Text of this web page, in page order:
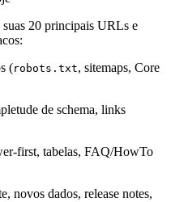
suas 20 principais URLs e
(robots.txt, sitemaps, Core
de schema, links
first, tabelas, FAQ/HowTo
novos dados, release notes,